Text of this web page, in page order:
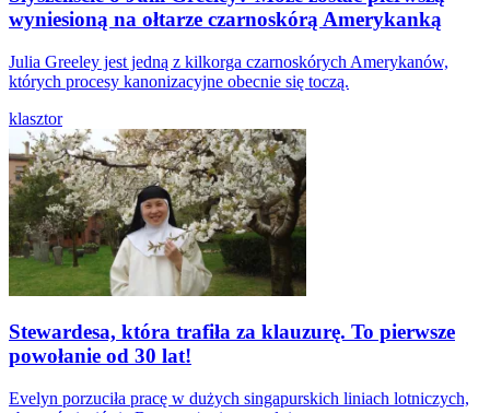
wyniesioną na ołtarze czarnoskórą Amerykanką
Julia Greeley jest jedną z kilkorga czarnoskórych Amerykanów,
których procesy kanonizacyjne obecnie się toczą.
klasztor
Stewardesa, która trafiła za klauzurę. To pierwsze
powołanie od 30 lat!
Evelyn porzuciła pracę w dużych singapurskich liniach lotniczych,